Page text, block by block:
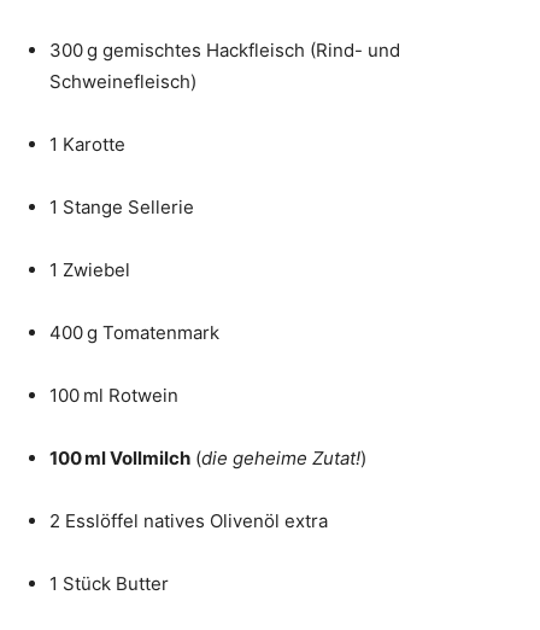
300 g gemischtes Hackfleisch (Rind- und
Schweinefleisch)
1 Karotte
1 Stange Sellerie
1 Zwiebel
400 g Tomatenmark
100 ml Rotwein
100 ml Vollmilch (die geheime Zutat!)
2 Esslöffel natives Olivenöl extra
1 Stück Butter